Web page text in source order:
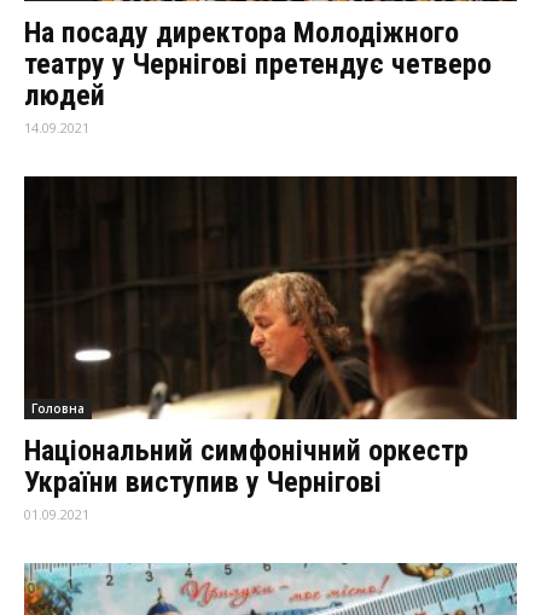
На посаду директора Молодіжного
театру у Чернігові претендує четверо
людей
14.09.2021
Головна
Національний симфонічний оркестр
України виступив у Чернігові
01.09.2021